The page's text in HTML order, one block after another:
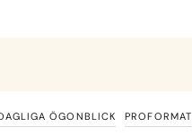
ÖGONBLICK PROFORMAT